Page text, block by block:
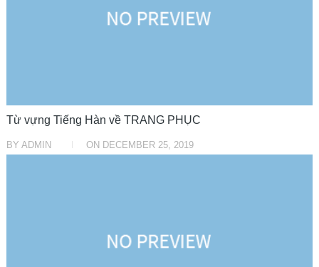
Từ vựng Tiếng Hàn về TRANG PHỤC
BY ADMIN ON DECEMBER 25, 2019